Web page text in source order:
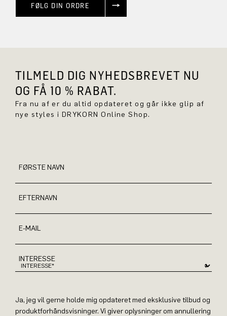
FØLG DIN ORDRE
TILMELD DIG NYHEDSBREVET NU
OG FÅ 10 % RABAT.
Fra nu af er du altid opdateret og går ikke glip af
nye styles i DRYKORN Online Shop.
FØRSTE NAVN
EFTERNAVN
E-MAIL
INTERESSE
Ja, jeg vil gerne holde mig opdateret med eksklusive tilbud og
produktforhåndsvisninger. Vi giver oplysninger om annullering